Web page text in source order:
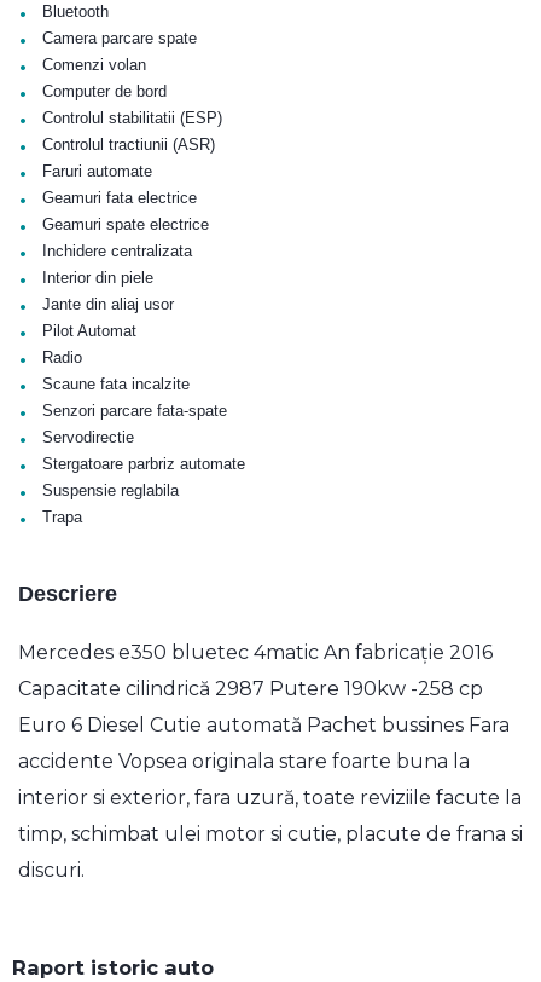
• Bluetooth
• Camera parcare spate
• Comenzi volan
• Computer de bord
• Controlul stabilitatii (ESP)
• Controlul tractiunii (ASR)
• Faruri automate
• Geamuri fata electrice
• Geamuri spate electrice
• Inchidere centralizata
• Interior din piele
• Jante din aliaj usor
• Pilot Automat
• Radio
• Scaune fata incalzite
• Senzori parcare fata-spate
• Servodirectie
• Stergatoare parbriz automate
• Suspensie reglabila
• Trapa
Descriere
Mercedes e350 bluetec 4matic An fabricație 2016
Capacitate cilindrică 2987 Putere 190kw -258 cp
Euro 6 Diesel Cutie automată Pachet bussines Fara
accidente Vopsea originala stare foarte buna la
interior si exterior, fara uzură, toate reviziile facute la
timp, schimbat ulei motor si cutie, placute de frana si
discuri.
Raport istoric auto